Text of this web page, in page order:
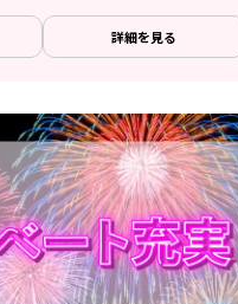
詳細を見る